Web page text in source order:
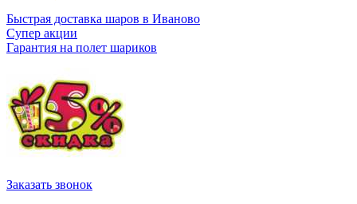
Быстрая доставка шаров в Иваново
Супер акции
Гарантия на полет шариков
Заказать звонок